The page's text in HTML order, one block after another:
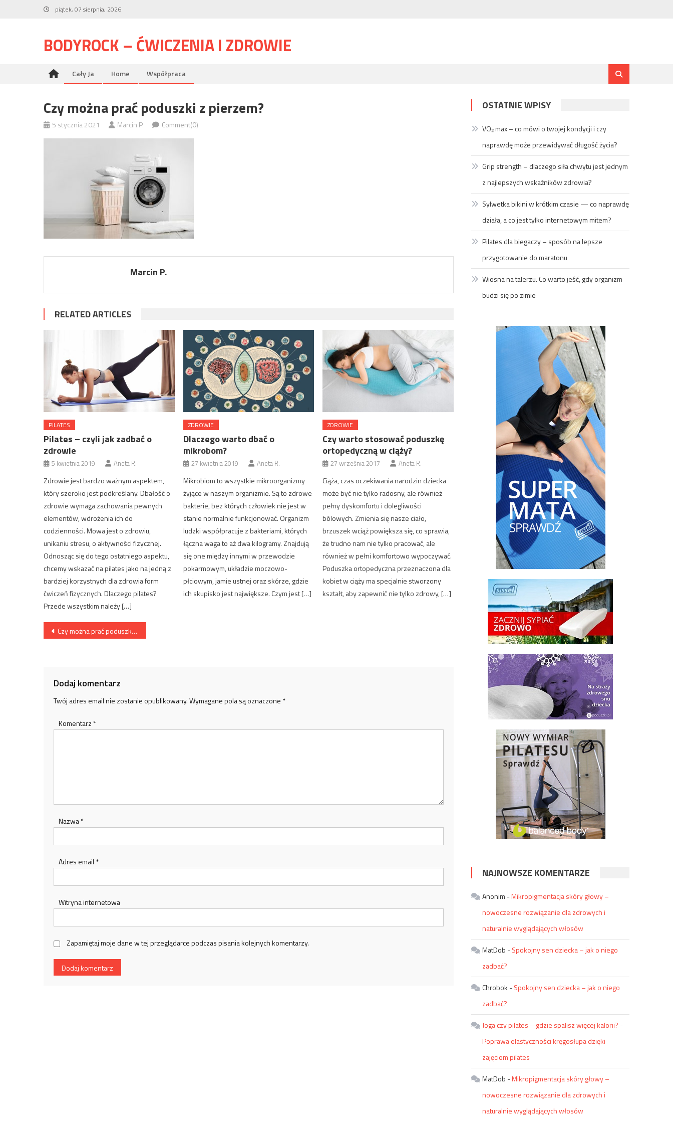
piątek, 07 sierpnia, 2026
BODYROCK – ĆWICZENIA I ZDROWIE
Cały Ja Home Współpraca
Czy można prać poduszki z pierzem?
5 stycznia 2021 Marcin P. Comment(0)
Marcin P.
RELATED ARTICLES
PILATES
Pilates – czyli jak zadbać o
zdrowie
5 kwietnia 2019 Aneta R.
Zdrowie jest bardzo ważnym aspektem,
który szeroko jest podkreślany. Dbałość o
zdrowie wymaga zachowania pewnych
elementów, wdrożenia ich do
codzienności. Mowa jest o zdrowiu,
unikaniu stresu, o aktywności fizycznej.
Odnosząc się do tego ostatniego aspektu,
chcemy wskazać na pilates jako na jedną z
bardziej korzystnych dla zdrowia form
ćwiczeń fizycznych. Dlaczego pilates?
Przede wszystkim należy […]
ZDROWIE
Dlaczego warto dbać o
mikrobom?
27 kwietnia 2019 Aneta R.
Mikrobiom to wszystkie mikroorganizmy
żyjące w naszym organizmie. Są to zdrowe
bakterie, bez których człowiek nie jest w
stanie normalnie funkcjonować. Organizm
ludzki współpracuje z bakteriami, których
łączna waga to aż dwa kilogramy. Znajdują
się one między innymi w przewodzie
pokarmowym, układzie moczowo-
płciowym, jamie ustnej oraz skórze, gdzie
ich skupisko jest największe. Czym jest […]
ZDROWIE
Czy warto stosować poduszkę
ortopedyczną w ciąży?
27 września 2017 Aneta R.
Ciąża, czas oczekiwania narodzin dziecka
może być nie tylko radosny, ale również
pełny dyskomfortu i dolegliwości
bólowych. Zmienia się nasze ciało,
brzuszek wciąż powiększa się, co sprawia,
że trudno nam nie tylko pracować, ale
również w pełni komfortowo wypoczywać.
Poduszka ortopedyczna przeznaczona dla
kobiet w ciąży ma specjalnie stworzony
kształt, aby zapewnić nie tylko zdrowy, […]
Nawigacja
Czy można prać poduszki z pierzem?
Dodaj komentarz
Twój adres email nie zostanie opublikowany.Wymagane pola są oznaczone *
Komentarz *
Nazwa*
Adres email *
Witryna internetowa
Zapamiętaj moje dane w tej przeglądarce podczas pisania kolejnych komentarzy.
OSTATNIE WPISY
VO₂ max – co mówi o twojej kondycji i czy
naprawdę może przewidywać długość życia?
Grip strength – dlaczego siła chwytu jest jednym
z najlepszych wskaźników zdrowia?
Sylwetka bikini w krótkim czasie — co naprawdę
działa, a co jest tylko internetowym mitem?
Pilates dla biegaczy – sposób na lepsze
przygotowanie do maratonu
Wiosna na talerzu. Co warto jeść, gdy organizm
budzi się po zimie
NAJNOWSZE KOMENTARZE
Anonim -Mikropigmentacja skóry głowy –
nowoczesne rozwiązanie dla zdrowych i
naturalnie wyglądających włosów
MatDob -Spokojny sen dziecka – jak o niego
zadbać?
Chrobok -Spokojny sen dziecka – jak o niego
zadbać?
Joga czy pilates – gdzie spalisz więcej kalorii? -
Poprawa elastyczności kręgosłupa dzięki
zajęciom pilates
MatDob -Mikropigmentacja skóry głowy –
nowoczesne rozwiązanie dla zdrowych i
naturalnie wyglądających włosów